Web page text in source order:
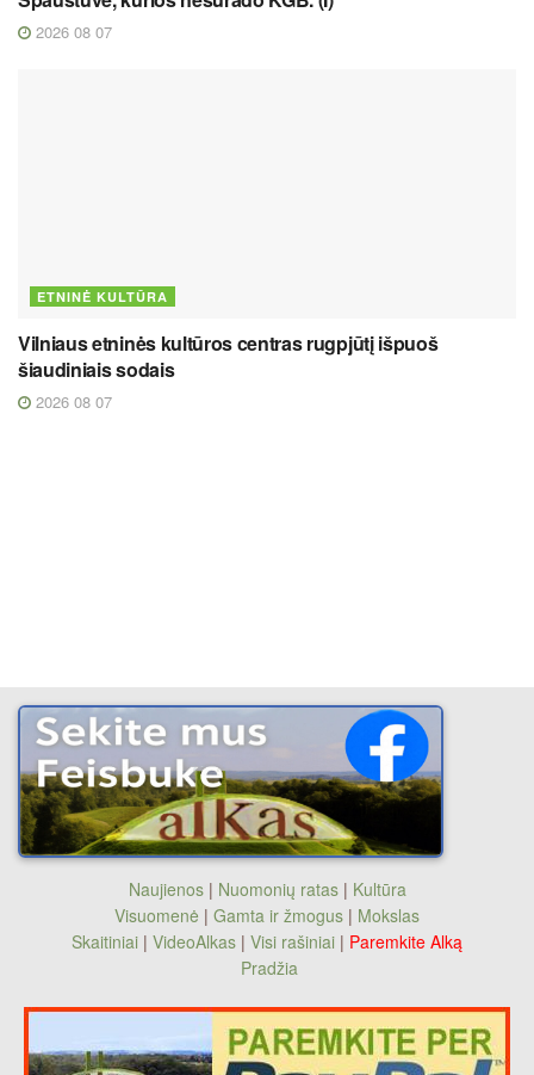
2026 08 07
ETNINĖ KULTŪRA
Vilniaus etninės kultūros centras rugpjūtį išpuoš
šiaudiniais sodais
2026 08 07
Naujienos| Nuomonių ratas| Kultūra
Visuomenė | Gamta ir žmogus | Mokslas
Skaitiniai | VideoAlkas | Visi rašiniai | Paremkite Alką
Pradžia